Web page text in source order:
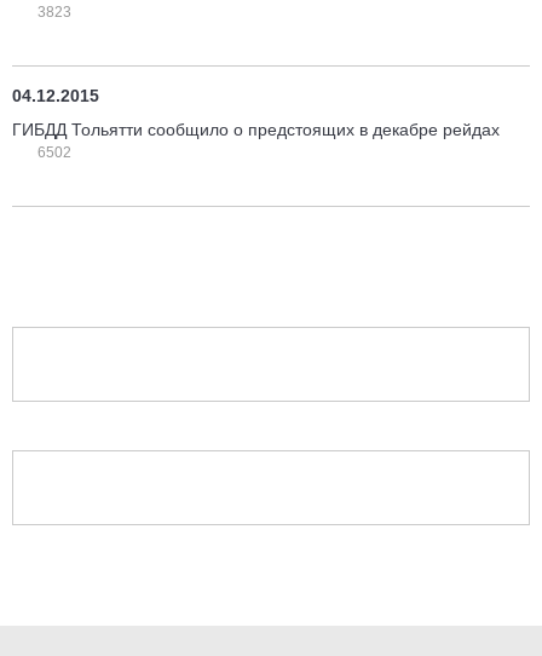
3823
04.12.2015
ГИБДД Тольятти сообщило о предстоящих в декабре рейдах
6502